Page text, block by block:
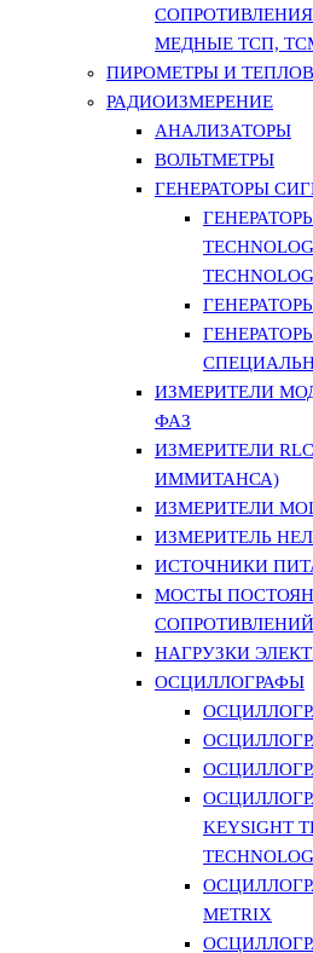
МЕДНЫЕ ТСП,
ПИРОМЕТРЫ И
РАДИОИЗМЕРЕНИЕ
АНАЛИЗАТОРЫ
ВОЛЬТМЕТРЫ
ГЕНЕРАТОРЫ
ИЗМЕРИТЕЛИ
ФАЗ
ИЗМЕРИТЕЛИ
ИММИТАНСА)
ИЗМЕРИТЕЛИ
ИЗМЕРИТЕЛЬ
ИСТОЧНИКИ
МОСТЫ
СОПРОТИВЛЕНИЙ
НАГРУЗКИ
ОСЦИЛЛОГРАФЫ
KEYSIGHT
METRIX